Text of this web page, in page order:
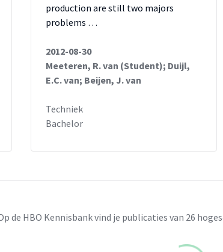
production are still two majors
problems …
2012-08-30
Meeteren, R. van (Student); Duijl,
E.C. van; Beijen, J. van
Techniek
Bachelor
de HBO Kennisbank vind je publicaties van 26